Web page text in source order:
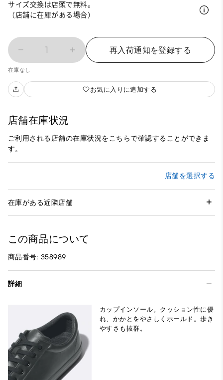
サイズ交換は店頭で無料。
（店舗に在庫がある場合）
1 再入荷通知を登録する
在庫なし
お気に入りに追加する
店舗在庫状況
ご利用される店舗の在庫状況をこちらで確認することができま
す。
店舗を選択する
在庫がある近隣店舗
この商品について
商品番号: 358989
詳細
カップインソール。クッション性に優
れ、かかとをやさしくホールド。歩き
やすさも抜群。